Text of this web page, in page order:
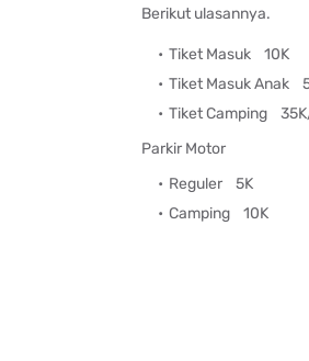
Berikut ulasannya.
Tiket Masuk10K
Tiket Masuk Anak
Tiket Camping35K/
Parkir Motor
Reguler 5K
Camping10K